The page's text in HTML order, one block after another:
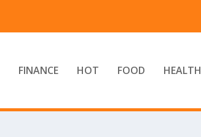
FINANCE HOT FOOD HEALTH